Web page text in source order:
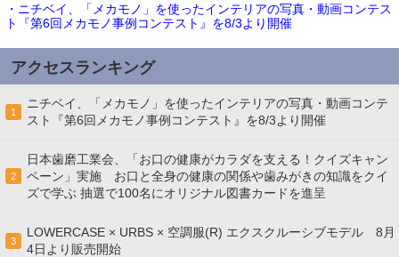
・ニチベイ、「メカモノ」を使ったインテリアの写真・動画コンテス
ト『第6回メカモノ事例コンテスト』を8/3より開催
アクセスランキング
1
ニチベイ、「メカモノ」を使ったインテリアの写真・動画コンテ
スト『第6回メカモノ事例コンテスト』を8/3より開催
2
日本歯磨工業会、「お口の健康がカラダを支える！クイズキャン
ペーン」実施 お口と全身の健康の関係や歯みがきの知識をクイ
ズで学ぶ 抽選で100名にオリジナル図書カードを進呈
3
LOWERCASE × URBS × 空調服(R) エクスクルーシブモデル 8月
4日より販売開始